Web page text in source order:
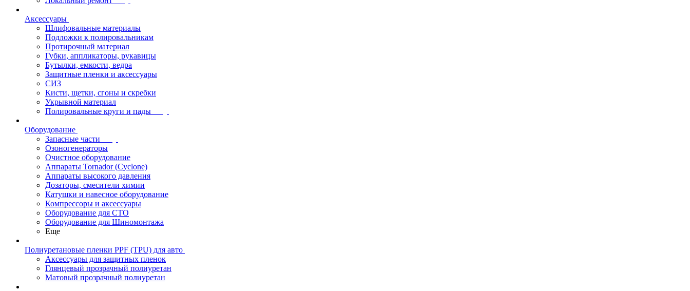
Аксессуары
Шлифовальные материалы
Подложки к полировальникам
Протирочный материал
Губки, аппликаторы, рукавицы
Бутылки, емкости, ведра
Защитные пленки и аксессуары
СИЗ
Кисти, щетки, сгоны и скребки
Укрывной материал
Полировальные круги и пады
Оборудование
Запасные части
Озоногенераторы
Очистное оборудование
Аппараты Tornador (Cyclone)
Аппараты высокого давления
Дозаторы, смесители химии
Катушки и навесное оборудование
Компрессоры и аксессуары
Оборудование для СТО
Оборудование для Шиномонтажа
Еще
Полиуретановые пленки PPF (TPU) для авто
Аксессуары для защитных пленок
Глянцевый прозрачный полиуретан
Матовый прозрачный полиуретан